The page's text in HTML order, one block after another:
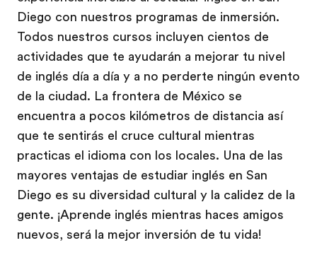
Diego con nuestros programas de inmersión.
Todos nuestros cursos incluyen cientos de
actividades que te ayudarán a mejorar tu nivel
de inglés día a día y a no perderte ningún evento
de la ciudad. La frontera de México se
encuentra a pocos kilómetros de distancia así
que te sentirás el cruce cultural mientras
practicas el idioma con los locales. Una de las
mayores ventajas de estudiar inglés en San
Diego es su diversidad cultural y la calidez de la
gente. ¡Aprende inglés mientras haces amigos
nuevos, será la mejor inversión de tu vida!